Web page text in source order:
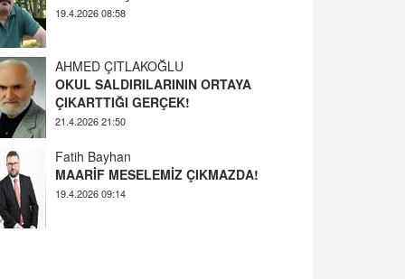
AHMED ÇITLAKOĞLU
OKUL SALDIRILARININ ORTAYA
21.4.2026 21:50
Fatih Bayhan
MAARİF MESELEMİZ ÇIKMAZDA!
YUSUF YAVUZYILMAZ
EĞİTİM'DE ŞİDDET